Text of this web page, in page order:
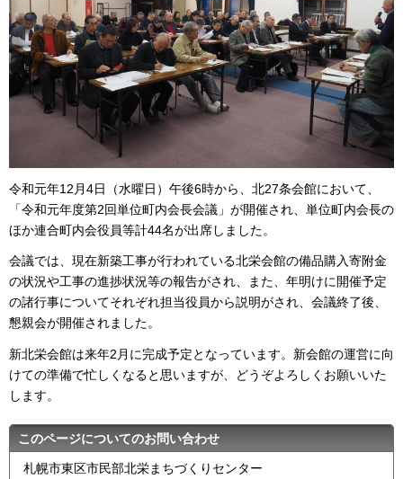
令和元年12月4日（水曜日）午後6時から、北27条会館において、
「令和元年度第2回単位町内会長会議」が開催され、単位町内会長の
ほか連合町内会役員等計44名が出席しました。
会議では、現在新築工事が行われている北栄会館の備品購入寄附金
の状況や工事の進捗状況等の報告がされ、また、年明けに開催予定
の諸行事についてそれぞれ担当役員から説明がされ、会議終了後、
懇親会が開催されました。
新北栄会館は来年2月に完成予定となっています。新会館の運営に向
けての準備で忙しくなると思いますが、どうぞよろしくお願いいた
します。
このページについてのお問い合わせ
札幌市東区市民部北栄まちづくりセンター